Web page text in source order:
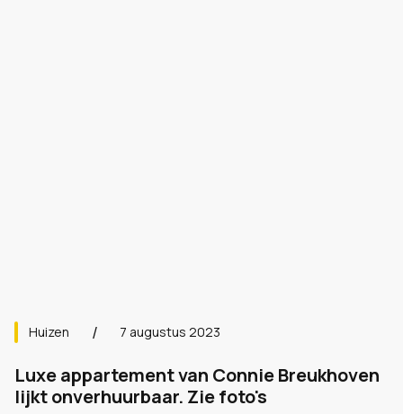
Huizen 7 augustus 2023
Luxe appartement van Connie Breukhoven
lijkt onverhuurbaar. Zie foto's